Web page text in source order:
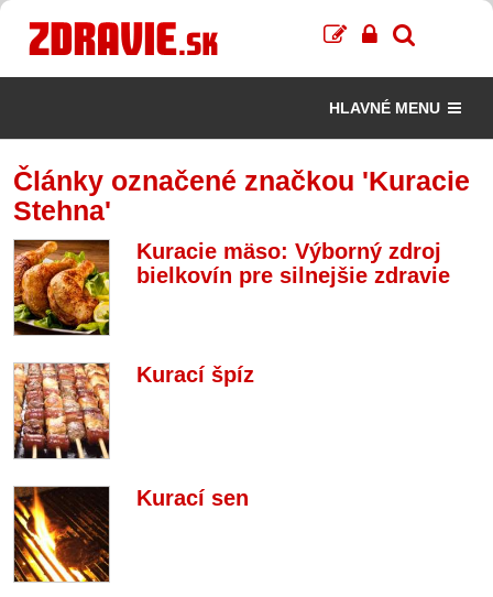
HLAVNÉ MENU
Články označené značkou 'Kuracie
Stehna'
Kuracie mäso: Výborný zdroj
bielkovín pre silnejšie zdravie
Kurací špíz
Kurací sen